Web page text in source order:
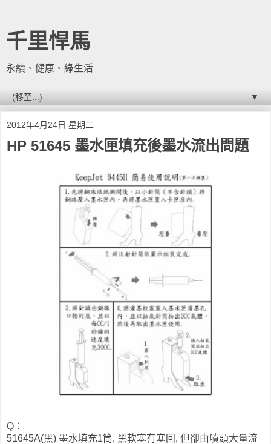
千里悍馬
永續、健康、綠生活
▼
2012年4月24日 星期二
HP 51645 墨水匣填充後墨水流出問題
Q：
51645A(黑) 墨水填充1筒, 黑軟塞有塞回, 但卻由噴頭大量流